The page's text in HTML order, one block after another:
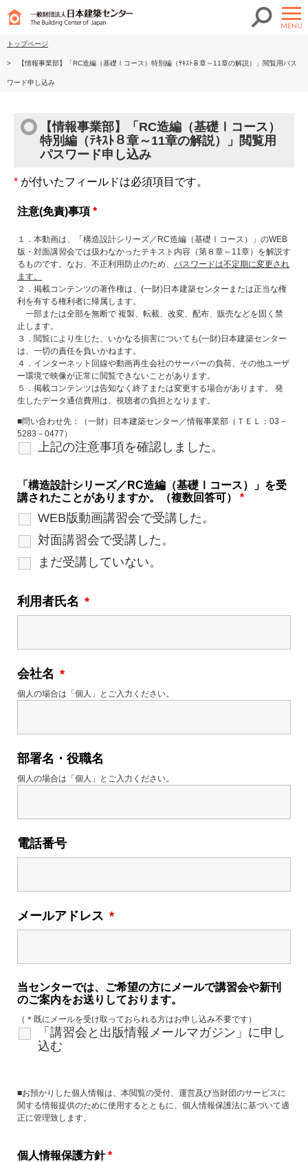
MENU
トップページ
> 【情報事業部】「RC造編（基礎Ⅰコース）特別編（ﾃｷｽﾄ８章～11章の解説）」閲覧用パス
ワード申し込み
【情報事業部】「RC造編（基礎Ⅰコース）
特別編（ﾃｷｽﾄ８章～11章の解説）」閲覧用
パスワード申し込み
* が付いたフィールドは必須項目です。
注意(免責)事項 *
上記の注意事項を確認しました。
１．本動画は、「構造設計シリーズ／RC造編（基礎Ⅰコース）」のWEB
版・対面講習会では扱わなかったテキスト内容（第８章～11章）を解説す
るものです。なお、不正利用防止のため、 パスワードは不定期に変更され
ます。
２．掲載コンテンツの著作権は、(一財)日本建築センターまたは正当な権
利を有する権利者に帰属します。
一部または全部を無断で 複製、転載、改変、配布、販売などを固く禁
止します。
３．閲覧により生じた、いかなる損害についても(一財)日本建築センター
は、一切の責任を負いかねます。
４．インターネット回線や動画再生会社のサーバーの負荷、その他ユーザ
ー環境で映像が正常に閲覧できないことがあります。
５．掲載コンテンツは告知なく終了または変更する場合があります。 発
生したデータ通信費用は、視聴者の負担となります。
■問い合わせ先：（一財）日本建築センター／情報事業部（ＴＥＬ：03－
5283－0477）
「構造設計シリーズ／RC造編（基礎Ⅰコース）」を受
講されたことがありますか。（複数回答可） *
WEB版動画講習会で受講した。
対面講習会で受講した。
まだ受講していない。
利用者氏名 *
会社名 *
個人の場合は「個人」とご入力ください。
部署名・役職名
個人の場合は「個人」とご入力ください。
電話番号
メールアドレス *
当センターでは、ご希望の方にメールで講習会や新刊
のご案内をお送りしております。
「講習会と出版情報メールマガジン」に申し
込む
（＊既にメールを受け取っておられる方はお申し込み不要です）
■お預かりした個人情報は、本閲覧の受付、運営及び当財団のサービスに
関する情報提供のために使用するとともに、個人情報保護法に基づいて適
正に管理致します。
個人情報保護方針*